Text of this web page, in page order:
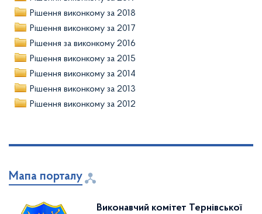
Рішення виконкому за 2018
Рішення виконкому за 2017
Рішення за виконкому 2016
Рішення виконкому за 2015
Рішення виконкому за 2014
Рішення виконкому за 2013
Рішення виконкому за 2012
Мапа порталу
Виконавчий комітет Тернівської